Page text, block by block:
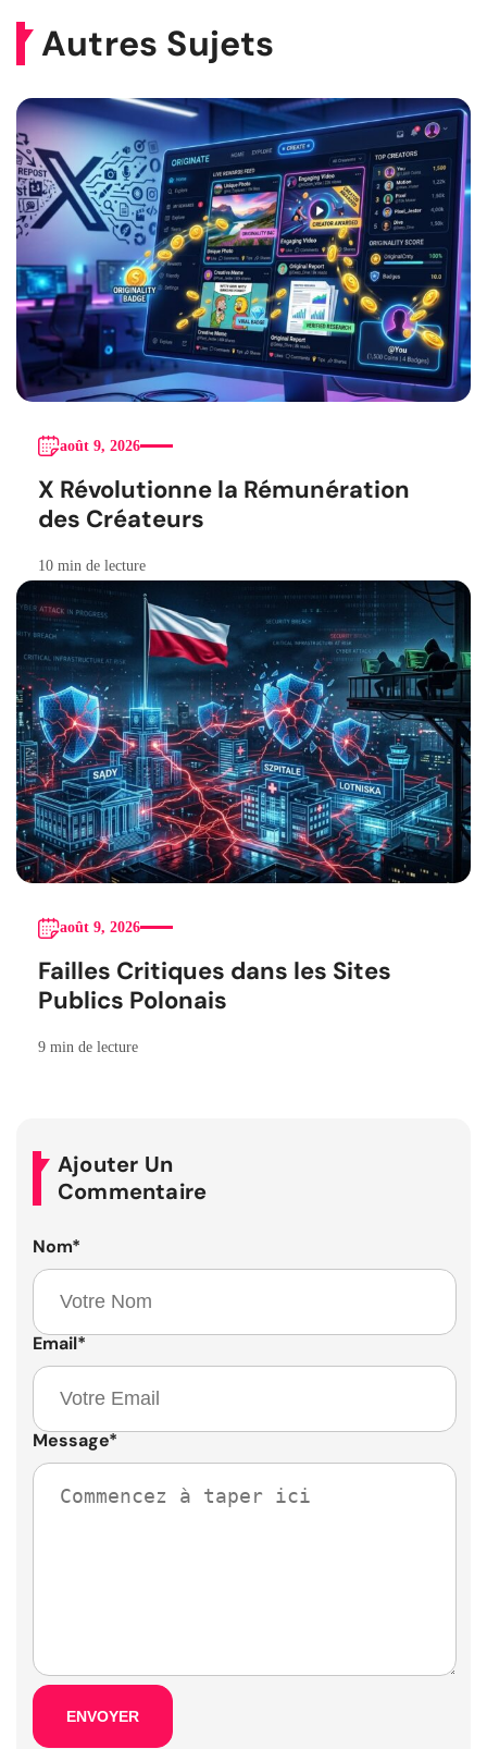
Autres Sujets
août 9, 2026
X Révolutionne la Rémunération
des Créateurs
10 min de lecture
août 9, 2026
Failles Critiques dans les Sites
Publics Polonais
9 min de lecture
Ajouter Un
Commentaire
Nom*
Email*
Message*